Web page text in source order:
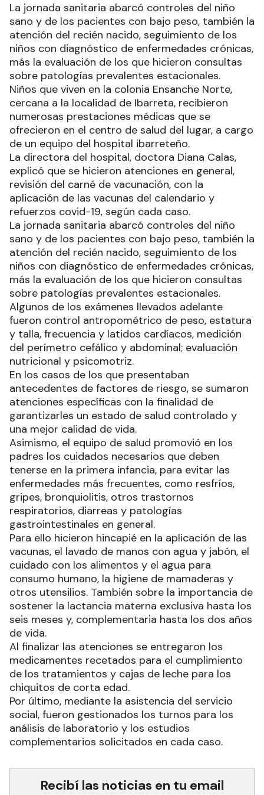
La jornada sanitaria abarcó controles del niño
sano y de los pacientes con bajo peso, también la
atención del recién nacido, seguimiento de los
niños con diagnóstico de enfermedades crónicas,
más la evaluación de los que hicieron consultas
sobre patologías prevalentes estacionales.
Niños que viven en la colonia Ensanche Norte,
cercana a la localidad de Ibarreta, recibieron
numerosas prestaciones médicas que se
ofrecieron en el centro de salud del lugar, a cargo
de un equipo del hospital ibarreteño.
La directora del hospital, doctora Diana Calas,
explicó que se hicieron atenciones en general,
revisión del carné de vacunación, con la
aplicación de las vacunas del calendario y
refuerzos covid-19, según cada caso.
La jornada sanitaria abarcó controles del niño
sano y de los pacientes con bajo peso, también la
atención del recién nacido, seguimiento de los
niños con diagnóstico de enfermedades crónicas,
más la evaluación de los que hicieron consultas
sobre patologías prevalentes estacionales.
Algunos de los exámenes llevados adelante
fueron control antropométrico de peso, estatura
y talla, frecuencia y latidos cardíacos, medición
del perímetro cefálico y abdominal; evaluación
nutricional y psicomotriz.
En los casos de los que presentaban
antecedentes de factores de riesgo, se sumaron
atenciones específicas con la finalidad de
garantizarles un estado de salud controlado y
una mejor calidad de vida.
Asimismo, el equipo de salud promovió en los
padres los cuidados necesarios que deben
tenerse en la primera infancia, para evitar las
enfermedades más frecuentes, como resfríos,
gripes, bronquiolitis, otros trastornos
respiratorios, diarreas y patologías
gastrointestinales en general.
Para ello hicieron hincapié en la aplicación de las
vacunas, el lavado de manos con agua y jabón, el
cuidado con los alimentos y el agua para
consumo humano, la higiene de mamaderas y
otros utensilios. También sobre la importancia de
sostener la lactancia materna exclusiva hasta los
seis meses y, complementaria hasta los dos años
de vida.
Al finalizar las atenciones se entregaron los
medicamentes recetados para el cumplimiento
de los tratamientos y cajas de leche para los
chiquitos de corta edad.
Por último, mediante la asistencia del servicio
social, fueron gestionados los turnos para los
análisis de laboratorio y los estudios
complementarios solicitados en cada caso.
Recibí las noticias en tu email